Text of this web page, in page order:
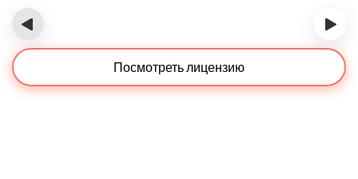
‹ ›
Посмотреть лицензию